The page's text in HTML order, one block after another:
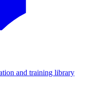
and training library